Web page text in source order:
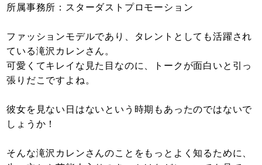
所属事務所：スターダストプロモーション
ファッションモデルであり、タレントとしても活躍され
ている滝沢カレンさん。
可愛くてキレイな見た目なのに、トークが面白いと引っ
張りだこですよね。
彼女を見ない日はないという時期もあったのではないで
しょうか！
そんな滝沢カレンさんのことをもっとよく知るために、